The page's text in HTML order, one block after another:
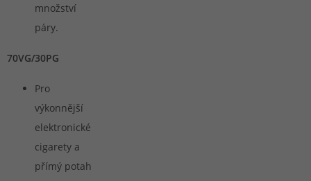
množství
páry.
70VG/30PG
Pro
výkonnější
elektronické
cigarety a
přímý potah